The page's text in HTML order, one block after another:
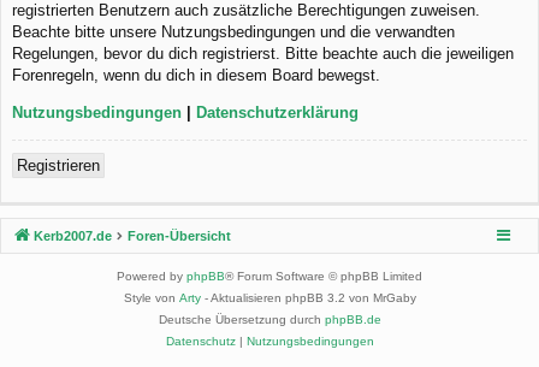
registrierten Benutzern auch zusätzliche Berechtigungen zuweisen.
Beachte bitte unsere Nutzungsbedingungen und die verwandten
Regelungen, bevor du dich registrierst. Bitte beachte auch die jeweiligen
Forenregeln, wenn du dich in diesem Board bewegst.
Nutzungsbedingungen Datenschutzerklärung
Registrieren
Kerb2007.de Foren-Übersicht
Powered by phpBB® Forum Software © phpBB Limited
Style von Arty- Aktualisieren phpBB 3.2 von MrGaby
Deutsche Übersetzung durch phpBB.de
Datenschutz| Nutzungsbedingungen